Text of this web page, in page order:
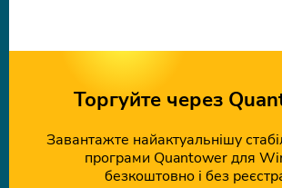
Торгуйте через
Завантажте найактуальнішу
програми Quantower для
безкоштовно і без